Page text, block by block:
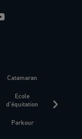
Catamaran
Ecole
d'équitation
Parkour